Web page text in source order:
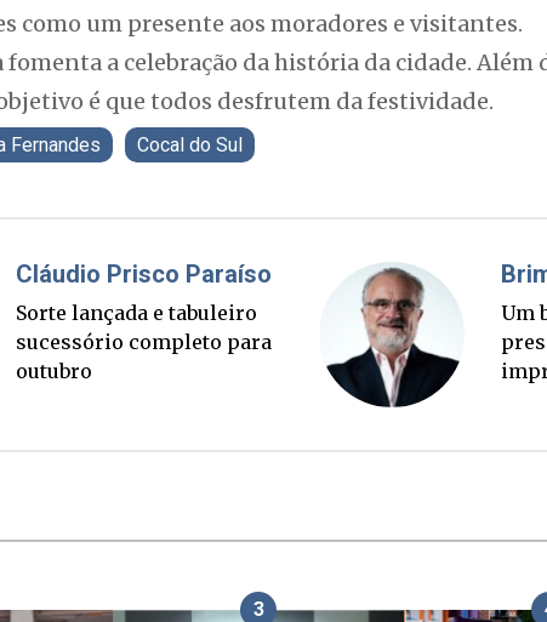
como um presente aos moradores e visitantes.
a celebração da história da cidade. Além
é que todos desfrutem da festividade.
Fernandes Cocal do Sul
Fabiano Bordignon
Ponte Anita Garibaldi virou
palanque eleitoral
3